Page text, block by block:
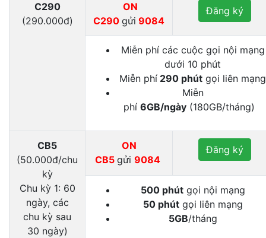
C290
(290.000đ)
ON
C290 gửi 9084
Đăng ký
Miễn phí các cuộc gọi nội mạng
dưới 10 phút
Miễn phí 290 phút gọi liên mạng
Miễn
phí 6GB/ngày(180GB/tháng)
CB5
(50.000đ/chu
kỳ
Chu kỳ 1: 60
ngày, các
chu kỳ sau
30 ngày)
ON
CB5 gửi 9084
Đăng ký
500 phútgọi nội mạng
50 phútgọi liên mạng
5GB/tháng